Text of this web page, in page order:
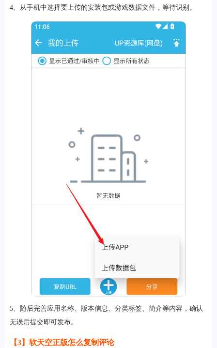
4、从手机中选择要上传的安装包或游戏数据文件，等待识别。
5、随后完善应用名称、版本信息、分类标签、简介等内容，确认
无误后提交即可发布。
【3】软天空正版怎么复制评论